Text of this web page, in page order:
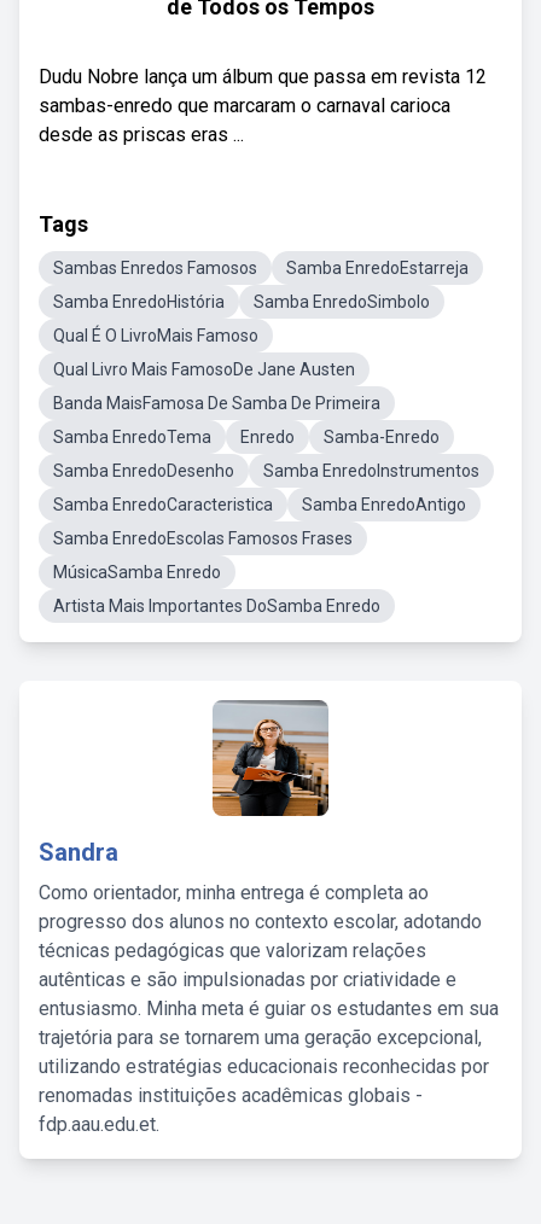
de Todos os Tempos
Dudu Nobre lança um álbum que passa em revista 12
sambas-enredo que marcaram o carnaval carioca
desde as priscas eras ...
Tags
Sambas Enredos Famosos
Samba EnredoEstarreja
Samba EnredoHistória
Samba EnredoSimbolo
Qual É O LivroMais Famoso
Qual Livro Mais FamosoDe Jane Austen
Banda MaisFamosa De Samba De Primeira
Samba EnredoTema
Enredo
Samba-Enredo
Samba EnredoDesenho
Samba EnredoInstrumentos
Samba EnredoCaracteristica
Samba EnredoAntigo
Samba EnredoEscolas Famosos Frases
MúsicaSamba Enredo
Artista Mais Importantes DoSamba Enredo
Sandra
Como orientador, minha entrega é completa ao
progresso dos alunos no contexto escolar, adotando
técnicas pedagógicas que valorizam relações
autênticas e são impulsionadas por criatividade e
entusiasmo. Minha meta é guiar os estudantes em sua
trajetória para se tornarem uma geração excepcional,
utilizando estratégias educacionais reconhecidas por
renomadas instituições acadêmicas globais -
fdp.aau.edu.et.